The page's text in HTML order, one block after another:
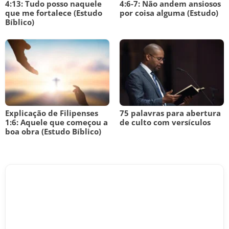
4:13: Tudo posso naquele
que me fortalece (Estudo
Bíblico)
4:6-7: Não andem ansiosos
por coisa alguma (Estudo)
Explicação de Filipenses
1:6: Aquele que começou a
boa obra (Estudo Bíblico)
75 palavras para abertura
de culto com versículos